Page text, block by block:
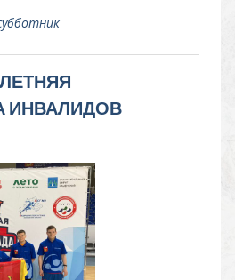
ИНВАЛИДОВ